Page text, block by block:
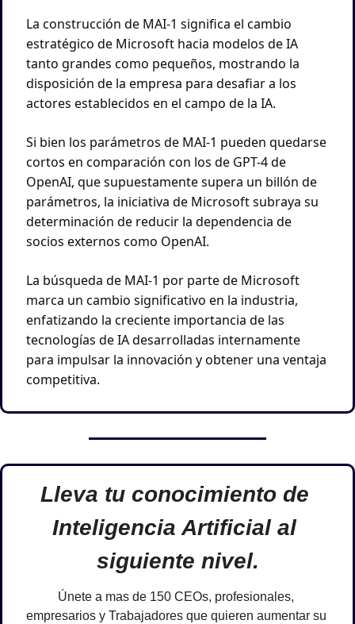
La construcción de MAI-1 significa el cambio
estratégico de Microsoft hacia modelos de IA
tanto grandes como pequeños, mostrando la
disposición de la empresa para desafiar a los
actores establecidos en el campo de la IA.
Si bien los parámetros de MAI-1 pueden quedarse
cortos en comparación con los de GPT-4 de
OpenAI, que supuestamente supera un billón de
parámetros, la iniciativa de Microsoft subraya su
determinación de reducir la dependencia de
socios externos como OpenAI.
La búsqueda de MAI-1 por parte de Microsoft
marca un cambio significativo en la industria,
enfatizando la creciente importancia de las
tecnologías de IA desarrolladas internamente
para impulsar la innovación y obtener una ventaja
competitiva.
Lleva tu conocimiento de
Inteligencia Artificial al
siguiente nivel.
Únete a mas de 150 CEOs, profesionales,
empresarios y Trabajadores que quieren aumentar su